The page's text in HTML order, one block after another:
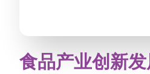
食品产业创新